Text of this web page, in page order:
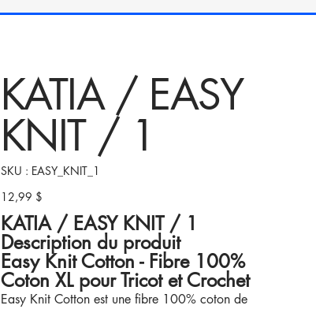
KATIA / EASY
KNIT / 1
SKU : SKU
EASY_KNIT_1
EASY_KNIT_1
Prix
12,99 $
KATIA / EASY KNIT / 1
Description du produit
Easy Knit Cotton - Fibre 100%
Coton XL pour Tricot et Crochet
Easy Knit Cotton est une fibre 100% coton de